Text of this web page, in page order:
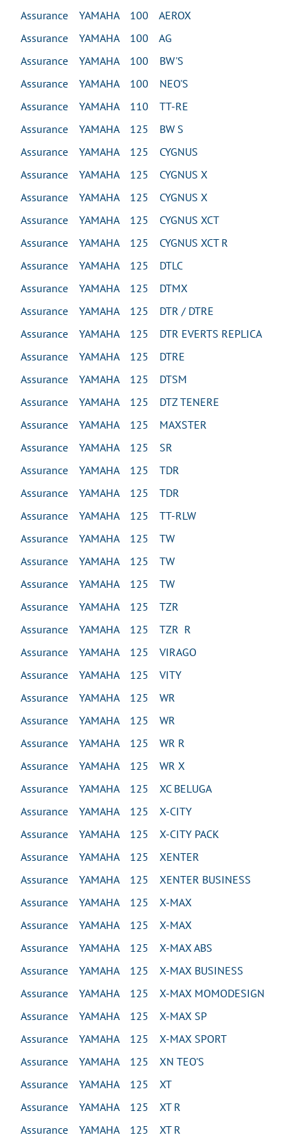
Assurance YAMAHA 100 AEROX
Assurance YAMAHA 100 AG
Assurance YAMAHA 100 BW'S
Assurance YAMAHA 100 NEO'S
Assurance YAMAHA 110 TT-RE
Assurance YAMAHA 125 BW S
Assurance YAMAHA 125 CYGNUS
Assurance YAMAHA 125 CYGNUS X
Assurance YAMAHA 125 CYGNUS X
Assurance YAMAHA 125 CYGNUS XCT
Assurance YAMAHA 125 CYGNUS XCT R
Assurance YAMAHA 125 DTLC
Assurance YAMAHA 125 DTMX
Assurance YAMAHA 125 DTR / DTRE
Assurance YAMAHA 125 DTR EVERTS REPLICA
Assurance YAMAHA 125 DTRE
Assurance YAMAHA 125 DTSM
Assurance YAMAHA 125 DTZ TENERE
Assurance YAMAHA 125 MAXSTER
Assurance YAMAHA 125 SR
Assurance YAMAHA 125 TDR
Assurance YAMAHA 125 TDR
Assurance YAMAHA 125 TT-RLW
Assurance YAMAHA 125 TW
Assurance YAMAHA 125 TW
Assurance YAMAHA 125 TW
Assurance YAMAHA 125 TZR
Assurance YAMAHA 125 TZR R
Assurance YAMAHA 125 VIRAGO
Assurance YAMAHA 125 VITY
Assurance YAMAHA 125 WR
Assurance YAMAHA 125 WR
Assurance YAMAHA 125 WR R
Assurance YAMAHA 125 WR X
Assurance YAMAHA 125 XC BELUGA
Assurance YAMAHA 125 X-CITY
Assurance YAMAHA 125 X-CITY PACK
Assurance YAMAHA 125 XENTER
Assurance YAMAHA 125 XENTER BUSINESS
Assurance YAMAHA 125 X-MAX
Assurance YAMAHA 125 X-MAX
Assurance YAMAHA 125 X-MAX ABS
Assurance YAMAHA 125 X-MAX BUSINESS
Assurance YAMAHA 125 X-MAX MOMODESIGN
Assurance YAMAHA 125 X-MAX SP
Assurance YAMAHA 125 X-MAX SPORT
Assurance YAMAHA 125 XN TEO'S
Assurance YAMAHA 125 XT
Assurance YAMAHA 125 XT R
Assurance YAMAHA 125 XT R